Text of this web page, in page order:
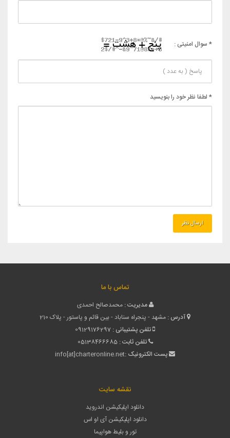
* سوال امنیتی :
* لطفا نظر خود را بنویسید
تماس با ما
مدیریت : محمدصالح احمدی
آدرس : مشهد - پنجراه سناباد - بین قائم و پاستور - پلاک 210
تلفن پشتیبانی : 09129176297
تلفن ثابت : 05138466685
پست الکترونیک :info[at]charteronline.net
نقشه سایت
دانلود اپلیکیشن اندروید
دانلود اپلیکیشن آی او اس
تور و بلیط هواپیما